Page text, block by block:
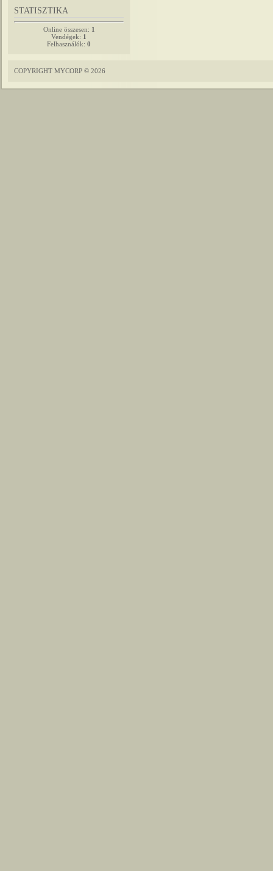
STATISZTIKA
Online összesen: 1
Vendégek: 1
Felhasználók: 0
COPYRIGHT MYCORP © 2026